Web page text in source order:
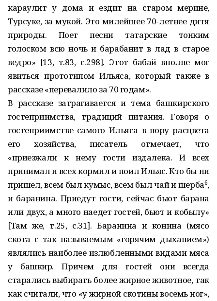
караулит у дома и ездит на старом мерине,
Турсуке, за мукой. Это милейшее 70-летнее дитя
природы. Поет песни татарские тонким
голоском всю ночь и барабанит в лад в старое
ведро» [13, т.83, с.298]. Этот бабай вполне мог
явиться прототипом Ильяса, который также в
рассказе «перевалило за 70 годам».
В рассказе затрагивается и тема башкирского
гостеприимства, традиций питания. Говоря о
гостеприимстве самого Ильяса в пору расцвета
его хозяйства, писатель отмечает, что
«приезжали к нему гости издалека. И всех
принимал и всех кормил и поил Ильяс. Кто бы ни
пришел, всем был кумыс, всем был чай и шерба6,
и баранина. Приедут гости, сейчас бьют барана
или двух, а много наедет гостей, бьют и кобылу»
[Там же, т.25, с.31]. Баранина и конина (мясо
скота с так называемым «горячим дыханием»)
являлись наиболее излюбленными видами мяса
у башкир. Причем для гостей они всегда
старались выбирать более жирное животное, так
как считали, что «у жирной скотины восемь ног»,